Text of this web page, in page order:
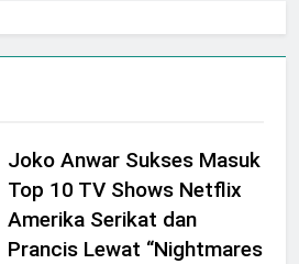
Agustus 2026 Dengan Tema
Nation Heritage
Plaza Ambarrukmo Rayakan
Hingga 80% Dan Rangkaian
Event Spesial
Joko Anwar Sukses Masuk
Top 10 TV Shows Netflix
Amerika Serikat dan
Prancis Lewat “Nightmares